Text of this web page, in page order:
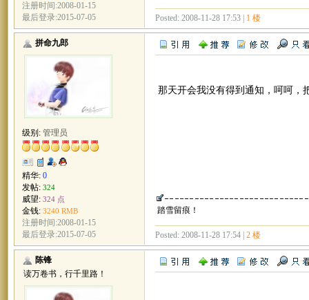
注册时间:2008-01-15
最后登录:2015-07-05
Posted: 2008-11-28 17:53 | 1 楼
拼命九郎
级别: 管理员
精华: 0
发帖: 324
威望: 324 点
金钱: 3240 RMB
注册时间:2008-01-15
最后登录:2015-07-05
那天开会我没有得到通知，呵呵，
踏雪留痕！
Posted: 2008-11-28 17:54 | 2 楼
陈锋
读万卷书，行千里路！